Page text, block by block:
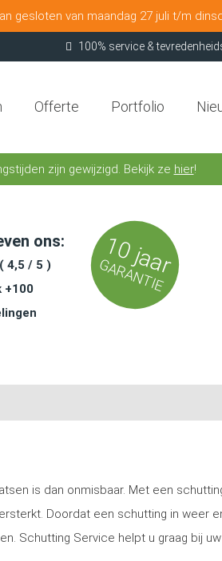
gesloten van maandag 27 juli t/m
100% service &
Offerte Portfolio
zijn gewijzigd. Bekijk ze hier!
ons:
( 4,5 / 5 )
+100
10 jaar
GARANTIE
is dan onmisbaar. Met een
Doordat een schutting in weer
Schutting Service helpt u graag bij